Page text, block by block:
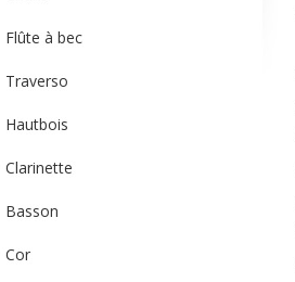
Flûte à bec
Traverso
Hautbois
Clarinette
Basson
Cor